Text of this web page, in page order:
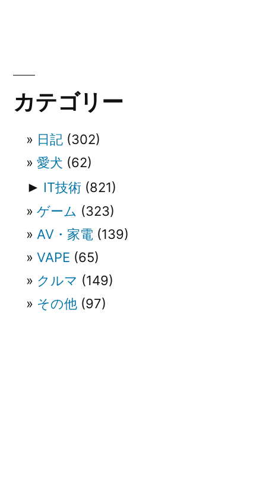
シ
ョ
カテゴリー
日記 (302)
愛犬 (62)
► IT技術 (821)
ゲーム (323)
AV・家電 (139)
VAPE (65)
クルマ (149)
その他 (97)